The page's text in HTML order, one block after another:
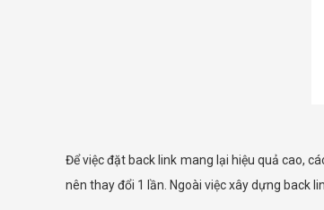
Để việc đặt back link mang lại hiệu quả cao,
nên thay đổi 1 lần. Ngoài việc xây dựng back